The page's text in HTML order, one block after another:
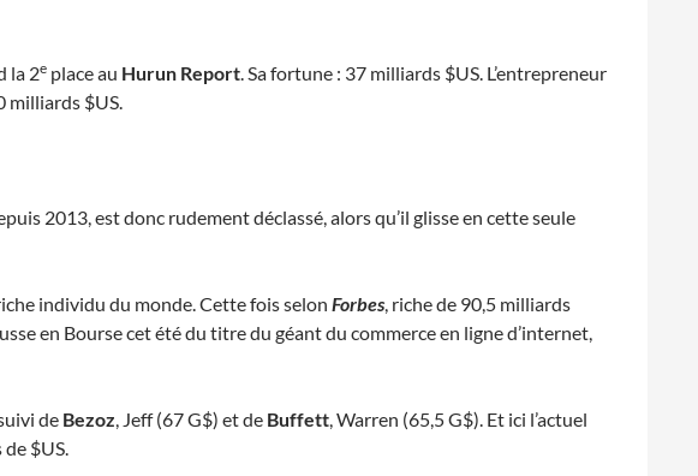
la 2e place au Hurun Report. Sa fortune : 37 milliards $US. L’entrepreneur
milliards $US.
2013, est donc rudement déclassé, alors qu’il glisse en cette seule
individu du monde. Cette fois selon Forbes, riche de 90,5 milliards
en Bourse cet été du titre du géant du commerce en ligne d’internet,
de Bezoz, Jeff (67 G$) et de Buffett, Warren (65,5 G$). Et ici l’actuel
$US.